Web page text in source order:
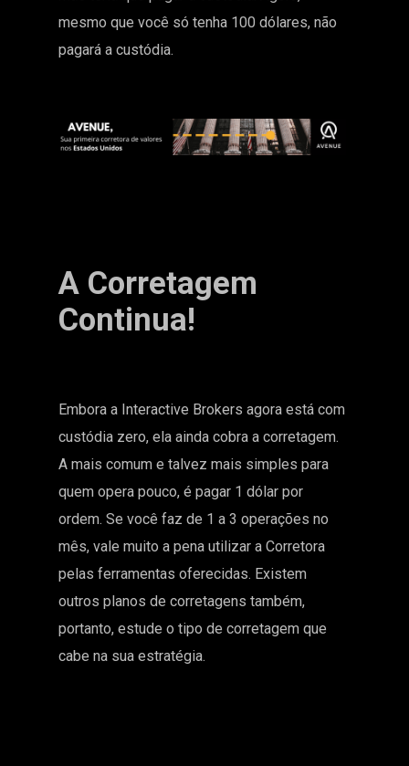
mesmo que você só tenha 100 dólares, não
pagará a custódia.
A Corretagem
Continua!
Embora a Interactive Brokers agora está com
custódia zero, ela ainda cobra a corretagem.
A mais comum e talvez mais simples para
quem opera pouco, é pagar 1 dólar por
ordem. Se você faz de 1 a 3 operações no
mês, vale muito a pena utilizar a Corretora
pelas ferramentas oferecidas. Existem
outros planos de corretagens também,
portanto, estude o tipo de corretagem que
cabe na sua estratégia.